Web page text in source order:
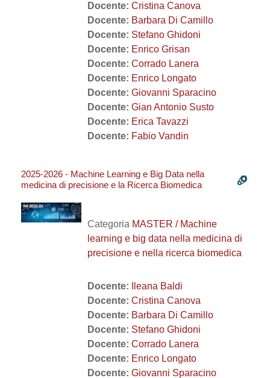
Docente: Cristina Canova
Docente: Barbara Di Camillo
Docente: Stefano Ghidoni
Docente: Enrico Grisan
Docente: Corrado Lanera
Docente: Enrico Longato
Docente: Giovanni Sparacino
Docente: Gian Antonio Susto
Docente: Erica Tavazzi
Docente: Fabio Vandin
2025-2026 - Machine Learning e Big Data nella
medicina di precisione e la Ricerca Biomedica
Categoria MASTER / Machine
learning e big data nella medicina di
precisione e nella ricerca biomedica
Docente:
Ileana Baldi
Docente: Cristina Canova
Docente: Barbara Di Camillo
Docente: Stefano Ghidoni
Docente: Corrado Lanera
Docente: Enrico Longato
Docente: Giovanni Sparacino